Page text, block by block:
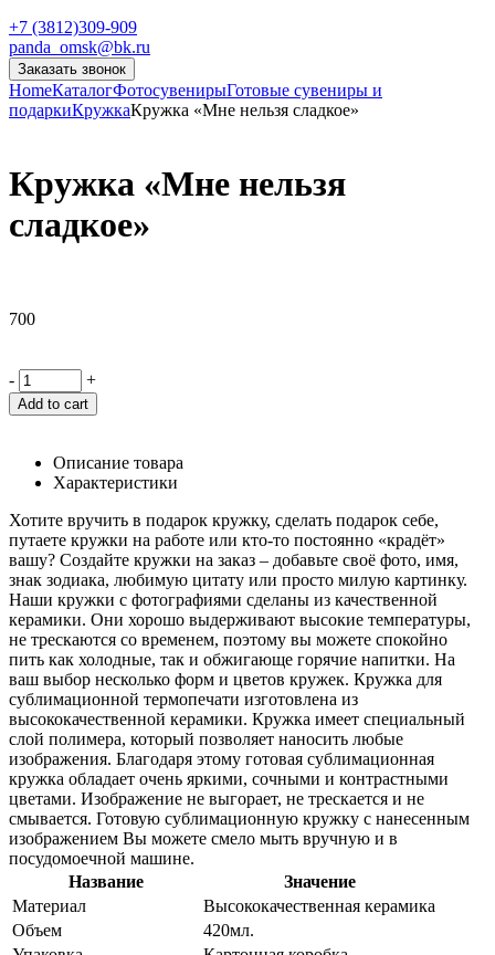
+7 (3812)309-909
panda_omsk@bk.ru
Заказать звонок
HomeКаталогФотосувенирыГотовые сувениры и
подаркиКружкаКружка «Мне нельзя сладкое»
Кружка «Мне нельзя
сладкое»
700
- +
Add to cart
Описание товара
Характеристики
Хотите вручить в подарок кружку, сделать подарок себе,
путаете кружки на работе или кто-то постоянно «крадёт»
вашу? Создайте кружки на заказ – добавьте своё фото, имя,
знак зодиака, любимую цитату или просто милую картинку.
Наши кружки с фотографиями сделаны из качественной
керамики. Они хорошо выдерживают высокие температуры,
не трескаются со временем, поэтому вы можете спокойно
пить как холодные, так и обжигающе горячие напитки. На
ваш выбор несколько форм и цветов кружек. Кружка для
сублимационной термопечати изготовлена из
высококачественной керамики. Кружка имеет специальный
слой полимера, который позволяет наносить любые
изображения. Благодаря этому готовая сублимационная
кружка обладает очень яркими, сочными и контрастными
цветами. Изображение не выгорает, не трескается и не
смывается. Готовую сублимационную кружку с нанесенным
изображением Вы можете смело мыть вручную и в
посудомоечной машине.
Название
Значение
Материал
Высококачественная керамика
Объем
420мл.